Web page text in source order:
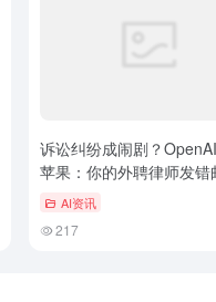
诉讼纠纷成闹剧？
苹果：你的外聘律师发错
AI资讯
217